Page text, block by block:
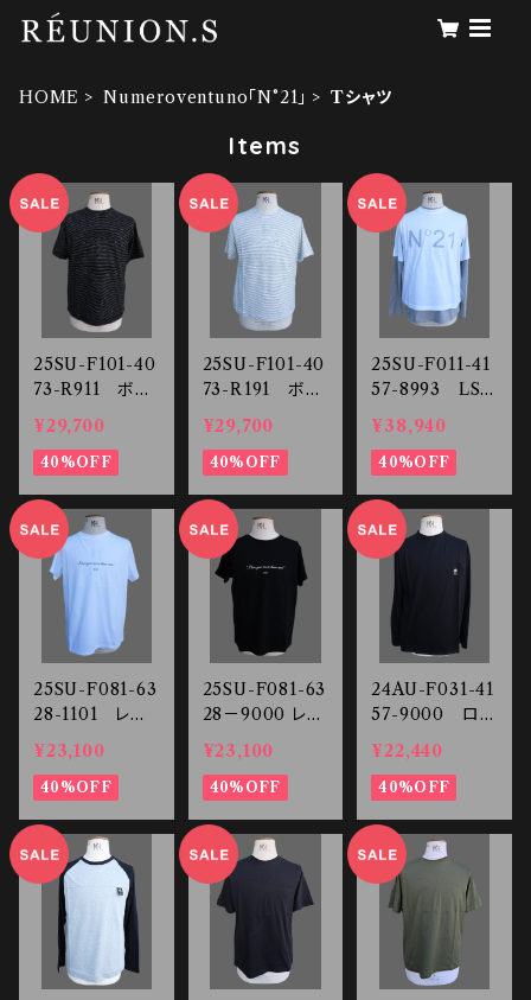
HOME Numeroventuno「N°21」 Tシャツ
Items
25SU-F101-40
73-R911 ボー
ダー Tシャツ
¥29,700
40%OFF
25SU-F101-40
73-R191 ボー
ダー Tシャツ
¥29,700
40%OFF
25SU-F011-41
57-8993 LS
T-SHIRTS
¥38,940
40%OFF
25SU-F081-63
28-1101 レタ
リング Tシャツ
¥23,100
40%OFF
25SU-F081-63
28－9000 レタ
リング Tシャツ
¥23,100
40%OFF
24AU-F031-41
57-9000 ロン
グスリーブTシャ
¥22,440
40%OFF